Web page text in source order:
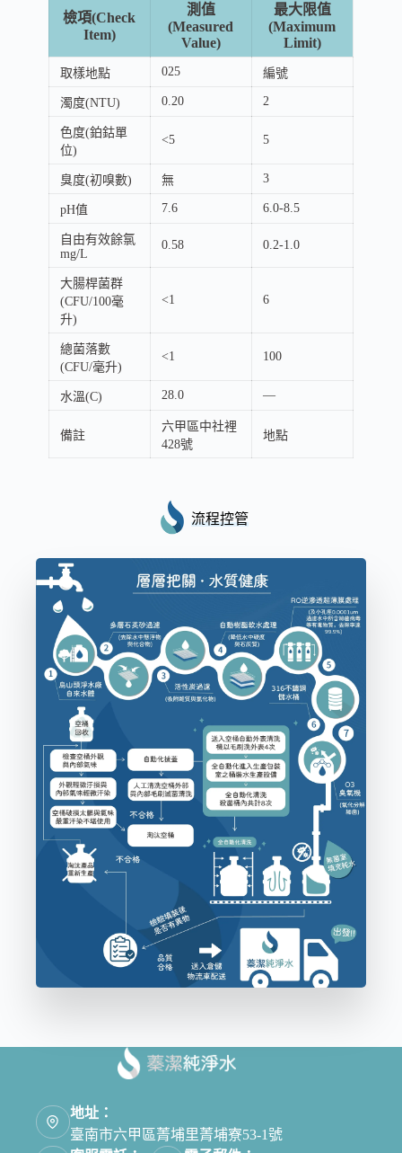
檢項(Check
Item)
測值
(Measured
Value)
最大限值
(Maximum
Limit)
取樣地點 025 編號
濁度(NTU) 0.20 2
色度(鉑鈷單
位)
<5 5
臭度(初嗅數) 無 3
pH值 7.6 6.0-8.5
自由有效餘氯
mg/L
0.58 0.2-1.0
大腸桿菌群
(CFU/100毫
升)
<1 6
總菌落數
(CFU/毫升)
<1 100
水溫(C) 28.0 —
備註
六甲區中社裡
428號
地點
流程控管
地址：
臺南市六甲區菁埔里菁埔寮53-1號